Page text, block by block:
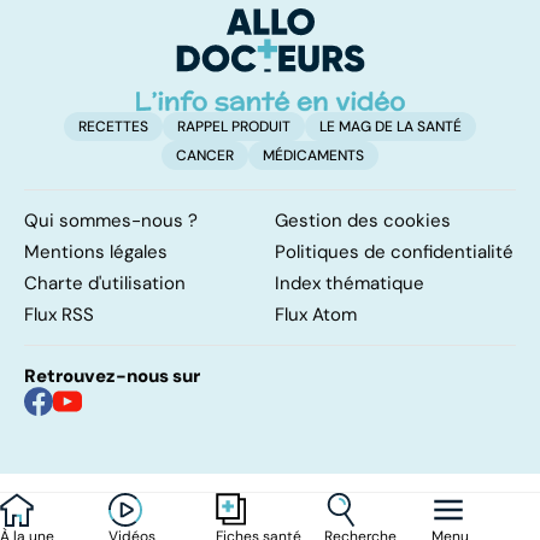
À la une Vidéos Recherche Menu
RECETTES RAPPEL PRODUIT
LE MAG DE LA SANTÉ
CANCER
MÉDICAMENTS
Qui sommes-nous ?
Gestion des cookies
Mentions légales
Politiques de confidentialité
Charte d'utilisation
Index thématique
Flux RSS
Flux Atom
Retrouvez-nous sur